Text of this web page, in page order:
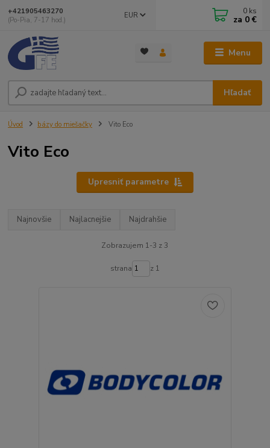
Menu
EUR
Hľadať
+421905463270
(Po-Pia, 7-17 hod.)
0 ks
za 0 €
Úvod bázy do miešačky Vito Eco
Vito Eco
Upresniť parametre
Najnovšie Najlacnejšie Najdrahšie
Zobrazujem 1-3 z 3
strana z 1